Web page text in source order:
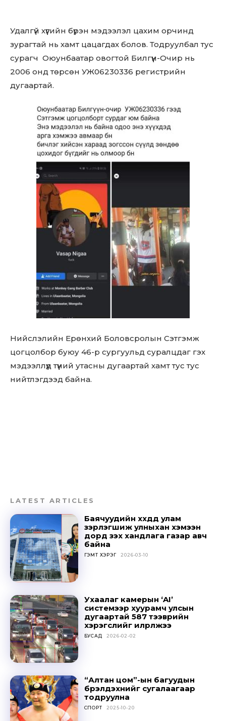
Don't miss
out!
Sing up for our newsletter
SUBSCRIBE
Удалгүй хүүгийн бүрэн мэдээлэл цахим орчинд
зурагтай нь хамт цацагдах болов. Тодруулбал тус
сурагч Оюунбаатар овогтой Билгүүн-Очир нь
2006 онд төрсөн УЖ06230336 регистрийн
дугаартай.
Нийслэлийн Ерөнхий Боловсролын Сэтгэмж
цогцолбор буюу 46-р сургуульд суралцдаг гэх
мэдээллүүд түүний утасны дугаартай хамт тус тус
нийтлэгдээд байна.
LATEST ARTICLES
Баячуудийн хүүхдүүд улам
зэрлэгшиж улныхан хэмээн
дорд үзэх хандлага газар авч
байна
ГЭМТ ХЭРЭГ 2026-03-10
Ухаалаг камерын ‘AI’
системээр хуурамч улсын
дугаартай 587 тээврийн
хэрэгслийг илрүүлжээ
БУСАД 2026-02-02
“Алтан цом”-ын багуудын
бүрэлдэхүүнийг сугалаагаар
тодруулна
СПОРТ 2025-10-20